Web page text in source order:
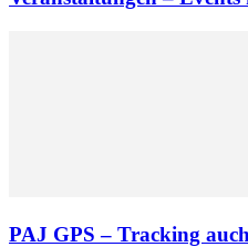
PAJ GPS – Tracking